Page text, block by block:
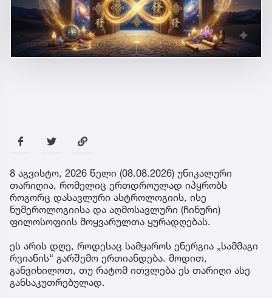
8 აგვისტო, 2026 წელი (08.08.2026) უნიკალური
თარიღია, რომელიც ერთდროულად იპყრობს
როგორც დასავლური ასტროლოგიის, ისე
ნუმეროლოგიისა და აღმოსავლური (ჩინური)
ფილოსოფიის მოყვარულთა ყურადღებას.
ეს არის დღე, როდესაც სამყაროს ენერგია „სამმაგი
რვიანის“ გარშემო ერთიანდება. მოდით,
განვიხილოთ, თუ რატომ ითვლება ეს თარიღი ასე
განსაკუთრებულად.